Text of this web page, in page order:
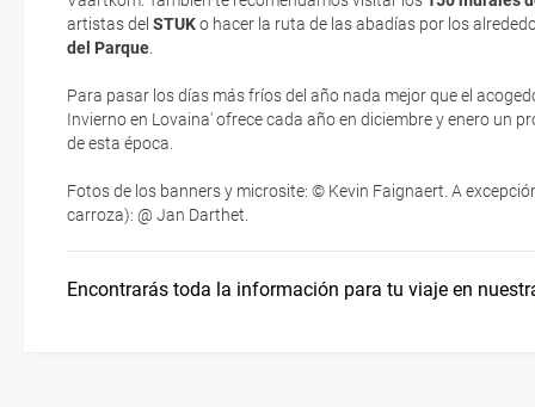
artistas del STUKo hacer la ruta de las abadías por los
del Parque
Para pasar los días más fríos del año nada mejor que el
Invierno en Lovaina' ofrece cada año en diciembre y enero un
de esta época.
Fotos de los banners y microsite: © Kevin Faignaert. A
carroza): @ Jan Darthet.
Encontrarás toda la información para tu viaje en
no te carguen un suplemento extra en el mismo aeropuerto.
En caso de tener que enviarte la documentación de un paquete
imprimir y llevar contigo en el viaje.
Esta documentación te será requerida en el mostrador de la